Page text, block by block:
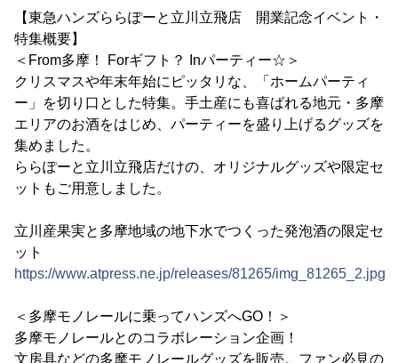
【東急ハンズららぽーと立川立飛店 開業記念イベント・
特集概要】
＜From多摩！ Forギフト？ Inパーティー☆＞
クリスマスや年末年始にピッタリな、「ホームパーティ
ー」を切り口とした特集。手土産にも喜ばれる地元・多摩
エリアのお酒をはじめ、パーティーを盛り上げるグッズを
集めました。
ららぽーと立川立飛店だけの、オリジナルグッズや限定セ
ットもご用意しました。
立川産果実と多摩地域の地下水でつくった発泡酒の限定セ
ット
https://www.atpress.ne.jp/releases/81265/img_81265_2.jpg
＜多摩モノレールに乗ってハンズへGO！＞
多摩モノレールとのコラボレーション企画！
文房具などの多摩モノレールグッズを販売。ファン必見の